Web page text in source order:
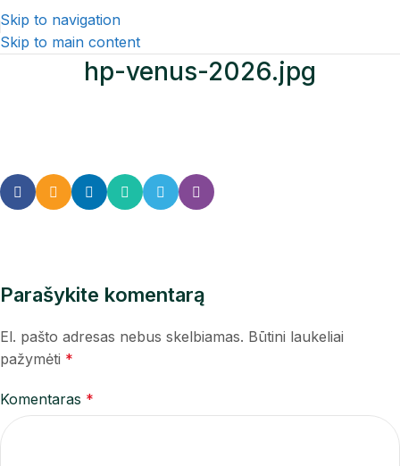
Skip to navigation
Skip to main content
hp-venus-2026.jpg
Parašykite komentarą
El. pašto adresas nebus skelbiamas. Būtini laukeliai
pažymėti *
Komentaras *